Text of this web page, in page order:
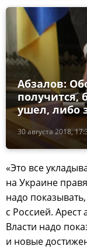
30 августа 2018,
Абзалов:
получится,
ушел, либо
«Это все
на Украине
надо
с Россией. Арест
Власти надо
и новые